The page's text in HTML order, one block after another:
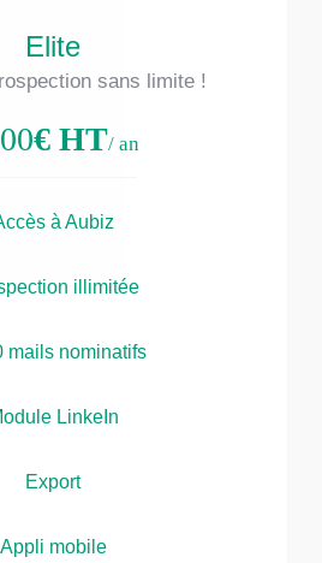
Elite
sans limite !
€ HT/ an
à Aubiz
illimitée
mails nominatifs
LinkeIn
Export
Appli mobile